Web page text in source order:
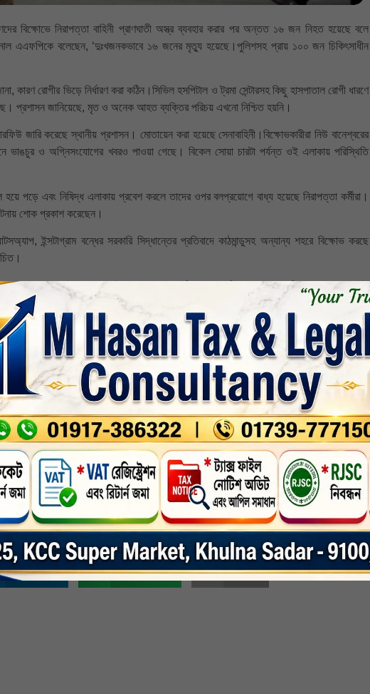
বিক্ষোভে নিরাপত্তা বাহিনী প্রাণঘাতী অস্ত্র ব্যবহার করার পর অন্তত ১৬ জন নিহত হয়েছে বলে
এএফপিকে বলেছেন, ‘দুঃখজনকভাবে ১৬ জনের মৃত্যু হয়েছে।পুলিশসহ প্রায় ১০০ জন চিকিৎসাধীন
রোগীর ভিড়ে নির্ধারণ করা কঠিন।সিভিল হসপিটাল ও ট্রমা সেন্টারসহ কিছু হাসপাতাল রোগী ধারণে
প্রশাসন জানিয়েছে, মৃত ও অনেক আহত ব্যক্তির পরিচয় এখনো নিশ্চিত হয়নি।
জারি করেছে স্থানীয় প্রশাসন। মোতায়েন করা হয়েছে সেনাবাহিনী।বিক্ষোভকারীরা নিউ বানেশ্বরের
ভাঙচুর ও অগ্নিসংযোগের খবরও পাওয়া গেছে। বিকেল সোয়া চারটা পর্যন্ত ওই এলাকায় পরিস্থিতি
হয়ে পড়ে এবং নিষিদ্ধ এলাকায় প্রবেশ করলে তাদের ওপর বলপ্রয়োগে বাধ্য হয়েছে নিরাপত্তা কর্মীরা।
শোক প্রকাশ করেছেন।
ইন্সটাগ্রাম বন্ধের সরকারি সিদ্ধান্তের প্রতিবাদে কাঠমান্ডুসহ অন্যান্য শহরে বিক্ষোভ করছে
শুধুমাত্র ওই হাসপাতালেই একশ জনেরও বেশি আহত ব্যক্তিকে আনা হয়েছিল।তাদের অনেকেই
আহত হয়েছেন তার বিস্তারিত তথ্য সংগ্রহ করা হচ্ছে। নিরাপত্তা বাহিনী এবং বিক্ষোভকারী উভয়
স্থানীয় প্রশাসন সংসদ ভবনের আশেপাশের এলাকা সহ বিভিন্ন স্থানে কারফিউ জারি করেছে।
হওয়া বিক্ষোভকারীরা সকালে নতুন বানেশ্বরের সংসদ ভবনের দিকে অগ্রসর হয়।সেখানে উত্তেজনা
কারফিউ জারি করে। পরে অন্যান্য স্থানেও কারফিউ জারি করা হয়।
নির্ধারিত জাতীয় পরিষদের অধিবেশন বুধবার পর্যন্ত স্থগিত করা হয়েছে বলে জানা গেছে।কারফিউ
বাসনেত বলেছেন, স্থানীয় প্রশাসন আইন- ২০২৮ এর বিধান অনুসারে জেলা নিরাপত্তা কমিটির সুপারিশে
সংবাদ
Linkedin Whatsapp Print